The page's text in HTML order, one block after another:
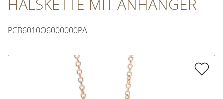
HALSKETTE MIT ANHÄNGER
PCB6010O6000000PA